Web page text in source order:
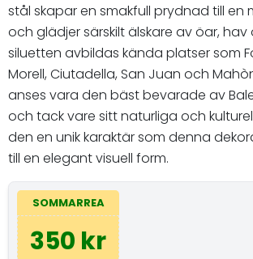
stål skapar en smakfull prydnad till en
och glädjer särskilt älskare av öar, hav
siluetten avbildas kända platser som
Morell, Ciutadella, San Juan och
anses vara den bäst bevarade av
och tack vare sitt naturliga och
den en unik karaktär som denna
till en elegant visuell form.
SOMMARREA
350 kr